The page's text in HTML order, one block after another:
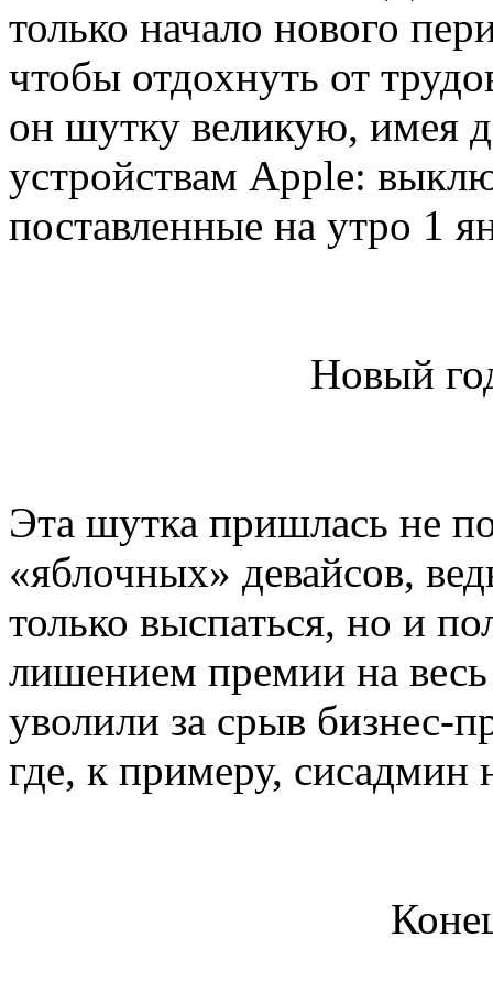
только начало нового
чтобы отдохнуть от
он шутку великую, имея
устройствам Apple:
поставленные на утро 1
Новый
Эта шутка пришлась не
«яблочных» девайсов,
только выспаться, но и
лишением премии на весь
уволили за срыв бизнес-
где, к примеру, сисадмин